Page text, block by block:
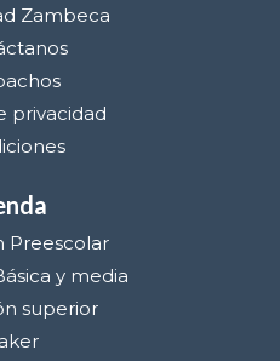
Zambeca
privacidad
Preescolar
y media
superior